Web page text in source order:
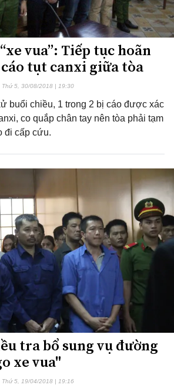
vua”: Tiếp tục hoãn
tụt canxi giữa tòa
Thứ 5, 30/08/2018 | 19:30
buổi chiều, 1 trong 2 bị cáo được xác
co quắp chân tay nên tòa phải tạm
đi cấp cứu.
tra bổ sung vụ đường
xe vua"
Thứ 5, 19/04/2018 | 19:16